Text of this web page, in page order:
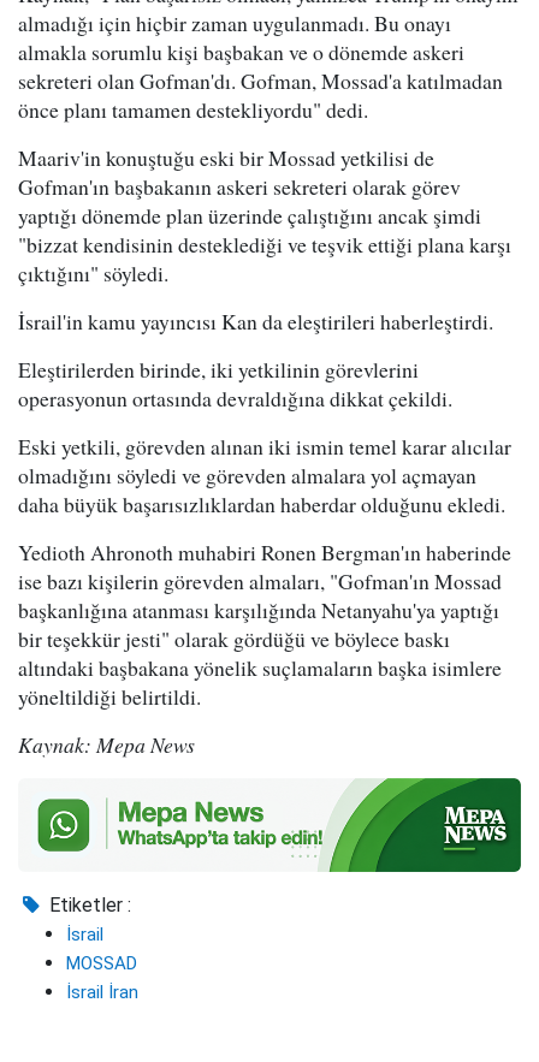
almadığı için hiçbir zaman uygulanmadı. Bu onayı
almakla sorumlu kişi başbakan ve o dönemde askeri
sekreteri olan Gofman'dı. Gofman, Mossad'a katılmadan
önce planı tamamen destekliyordu" dedi.
Maariv'in konuştuğu eski bir Mossad yetkilisi de
Gofman'ın başbakanın askeri sekreteri olarak görev
yaptığı dönemde plan üzerinde çalıştığını ancak şimdi
"bizzat kendisinin desteklediği ve teşvik ettiği plana karşı
çıktığını" söyledi.
İsrail'in kamu yayıncısı Kan da eleştirileri haberleştirdi.
Eleştirilerden birinde, iki yetkilinin görevlerini
operasyonun ortasında devraldığına dikkat çekildi.
Eski yetkili, görevden alınan iki ismin temel karar alıcılar
olmadığını söyledi ve görevden almalara yol açmayan
daha büyük başarısızlıklardan haberdar olduğunu ekledi.
Yedioth Ahronoth muhabiri Ronen Bergman'ın haberinde
ise bazı kişilerin görevden almaları, "Gofman'ın Mossad
başkanlığına atanması karşılığında Netanyahu'ya yaptığı
bir teşekkür jesti" olarak gördüğü ve böylece baskı
altındaki başbakana yönelik suçlamaların başka isimlere
yöneltildiği belirtildi.
Kaynak: Mepa News
Etiketler :
İsrail
MOSSAD
İsrail İran